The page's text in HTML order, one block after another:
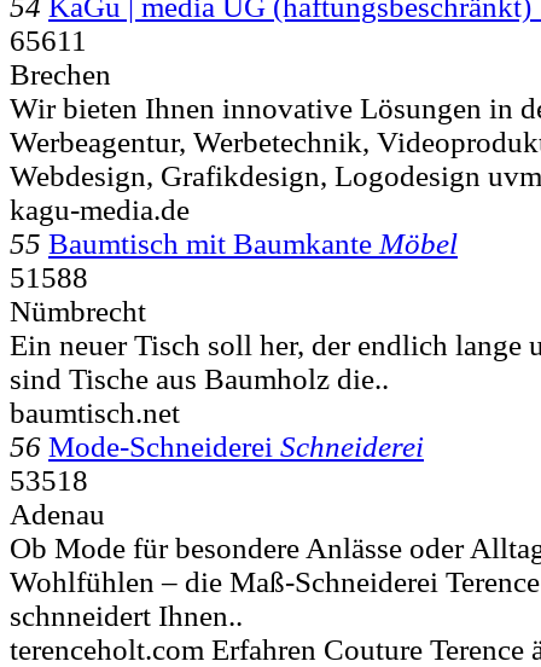
65611
Brechen
Wir bieten Ihnen innovative Lösungen in
Werbeagentur, Werbetechnik,
Webdesign, Grafikdesign, Logodesign
kagu-media.de
55 Baumtisch mit Baumkante Möbel
51588
Nümbrecht
Ein neuer Tisch soll her, der endlich lange
sind Tische aus Baumholz die..
baumtisch.net
56 Mode-Schneiderei Schneiderei
53518
Adenau
Ob Mode für besondere Anlässe oder
Wohlfühlen – die Maß-Schneiderei
schnneidert Ihnen..
terenceholt.com Erfahren Couture Terence